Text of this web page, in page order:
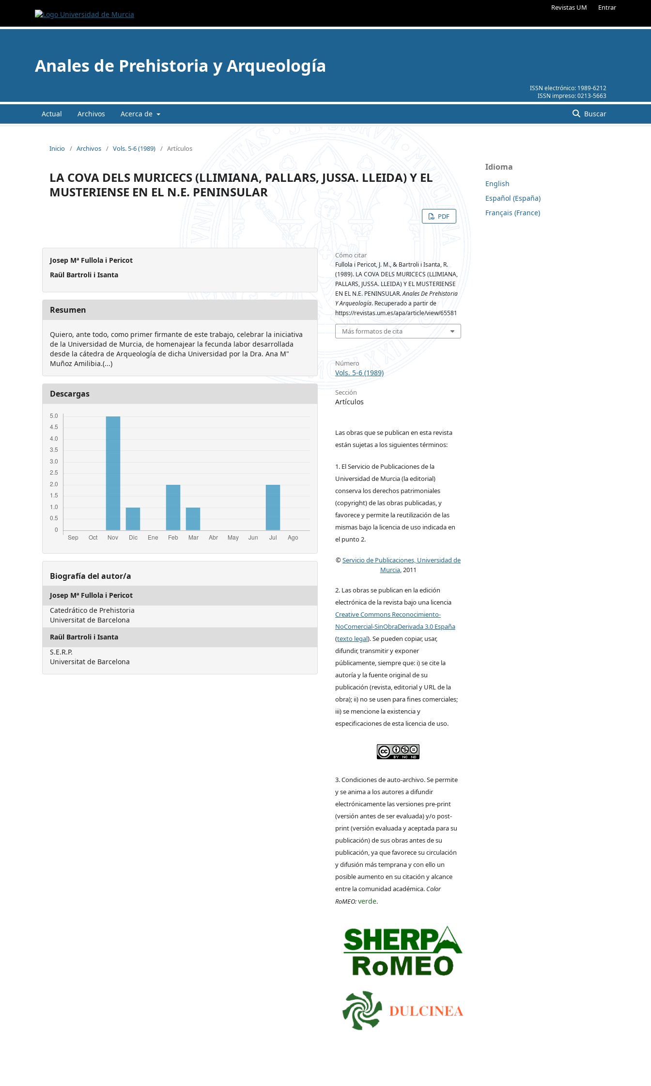
Revistas UM Entrar
ISSN electrónico: 1989-6212
ISSN impreso:0213-5663
Anales de Prehistoria y Arqueología
Actual Archivos Acerca de Buscar
Inicio / Archivos / Vols. 5-6 (1989) / Artículos
LA COVA DELS MURICECS (LLIMIANA, PALLARS, JUSSA. LLEIDA) Y EL
MUSTERIENSE EN EL N.E. PENINSULAR
PDF
Josep Mª Fullola i Pericot
Raül Bartroli i Isanta
Resumen
Quiero, ante todo, como primer firmante de este trabajo, celebrar la iniciativa
de la Universidad de Murcia, de homenajear la fecunda labor desarrollada
desde la cátedra de Arqueología de dicha Universidad por la Dra. Ana M"
Muñoz Amilibia.(...)
Descargas
Biografía del autor/a
Josep Mª Fullola i Pericot
Catedrático de Prehistoria
Universitat de Barcelona
Raül Bartroli i Isanta
S.E.R.P.
Universitat de Barcelona
Cómo citar
Fullola i Pericot, J. M., & Bartroli i Isanta, R.
(1989). LA COVA DELS MURICECS (LLIMIANA,
PALLARS, JUSSA. LLEIDA) Y EL MUSTERIENSE
EN EL N.E. PENINSULAR.Anales De Prehistoria
Y Arqueología. Recuperado a partir de
https://revistas.um.es/apa/article/view/65581
Más formatos de cita
Número
Vols. 5-6 (1989)
Sección
Artículos
Las obras que se publican en esta revista
están sujetas a los siguientes términos:
1. El Servicio de Publicaciones de la
Universidad de Murcia (la editorial)
conserva los derechos patrimoniales
(copyright) de las obras publicadas, y
favorece y permite la reutilización de las
mismas bajo la licencia de uso indicada en
el punto 2.
©Servicio de Publicaciones, Universidad de
Murcia, 2011
2. Las obras se publican en la edición
electrónica de la revista bajo una licencia
Creative Commons Reconocimiento-
NoComercial-SinObraDerivada 3.0 España
(texto legal). Se pueden copiar, usar,
difundir, transmitir y exponer
públicamente, siempre que: i) se cite la
autoría y la fuente original de su
publicación (revista, editorial y URL de la
obra); ii) no se usen para fines comerciales;
iii) se mencione la existencia y
especificaciones de esta licencia de uso.
3. Condiciones de auto-archivo. Se permite
y se anima a los autores a difundir
electrónicamente las versiones pre-print
(versión antes de ser evaluada) y/o post-
print (versión evaluada y aceptada para su
publicación) de sus obras antes de su
publicación, ya que favorece su circulación
y difusión más temprana y con ello un
posible aumento en su citación y alcance
entre la comunidad académica. Color
RoMEO:verde.
Idioma
English
Español (España)
Français (France)